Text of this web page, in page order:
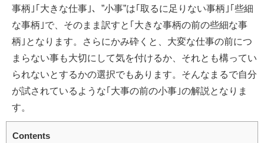
事柄｣｢大きな仕事｣、”小事”は｢取るに足りない事柄｣｢些細
な事柄｣で、そのまま訳すと｢大きな事柄の前の些細な事
柄｣となります。さらにかみ砕くと、大変な仕事の前につ
まらない事も大切にして気を付けるか、それとも構ってい
られないとするかの選択でもあります。そんなまるで自分
が試されているような｢大事の前の小事｣の解説となりま
す。
Contents